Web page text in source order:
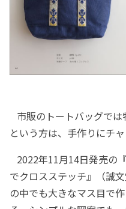
市販のトートバッグで
という方は、手作りにチ
2022年11月14日発売の
でクロスステッチ』（誠
の中でも大きなマス目で